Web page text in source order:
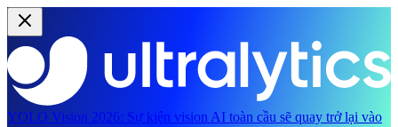
YOLO Vision 2026: Sự kiện vision AI toàn cầu sẽ quay trở lại vào